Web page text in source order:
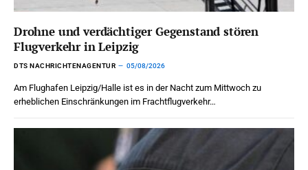
Drohne und verdächtiger Gegenstand stören
Flugverkehr in Leipzig
DTS NACHRICHTENAGENTUR 05/08/2026
Am Flughafen Leipzig/Halle ist es in der Nacht zum Mittwoch zu
erheblichen Einschränkungen im Frachtflugverkehr…